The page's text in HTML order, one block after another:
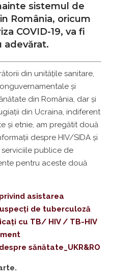
sistemul de
România, oricum
COVID-19, va fi
adevărat.
din unităţile sanitare,
şi
din România, dar şi
din Ucraina, indiferent
şi etnie, am pregătit două
despre HIV/SIDA şi
publice de
pentru aceste două
asistarea
de tuberculoză
cu TB/ HIV / TB-HIV
sănătate_UKR&RO